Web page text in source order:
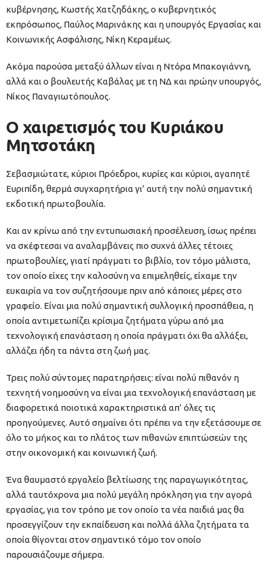
κυβέρνησης, Κωστής Χατζηδάκης, ο κυβερνητικός
εκπρόσωπος, Παύλος Μαρινάκης και η υπουργός Εργασίας και
Κοινωνικής Ασφάλισης, Νίκη Κεραμέως.
Ακόμα παρούσα μεταξύ άλλων είναι η Ντόρα Μπακογιάννη,
αλλά και ο βουλευτής Καβάλας με τη ΝΔ και πρώην υπουργός,
Νίκος Παναγιωτόπουλος.
Ο χαιρετισμός του Κυριάκου
Μητσοτάκη
Σεβασμιώτατε, κύριοι Πρόεδροι, κυρίες και κύριοι, αγαπητέ
Ευριπίδη, θερμά συγχαρητήρια γι’ αυτή την πολύ σημαντική
εκδοτική πρωτοβουλία.
Και αν κρίνω από την εντυπωσιακή προσέλευση, ίσως πρέπει
να σκέφτεσαι να αναλαμβάνεις πιο συχνά άλλες τέτοιες
πρωτοβουλίες, γιατί πράγματι το βιβλίο, τον τόμο μάλιστα,
τον οποίο είχες την καλοσύνη να επιμεληθείς, είχαμε την
ευκαιρία να τον συζητήσουμε πριν από κάποιες μέρες στο
γραφείο. Είναι μια πολύ σημαντική συλλογική προσπάθεια, η
οποία αντιμετωπίζει κρίσιμα ζητήματα γύρω από μια
τεχνολογική επανάσταση η οποία πράγματι όχι θα αλλάξει,
αλλάζει ήδη τα πάντα στη ζωή μας.
Τρεις πολύ σύντομες παρατηρήσεις: είναι πολύ πιθανόν η
τεχνητή νοημοσύνη να είναι μια τεχνολογική επανάσταση με
διαφορετικά ποιοτικά χαρακτηριστικά απ’ όλες τις
προηγούμενες. Αυτό σημαίνει ότι πρέπει να την εξετάσουμε σε
όλο το μήκος και το πλάτος των πιθανών επιπτώσεών της
στην οικονομική και κοινωνική ζωή.
Ένα θαυμαστό εργαλείο βελτίωσης της παραγωγικότητας,
αλλά ταυτόχρονα μια πολύ μεγάλη πρόκληση για την αγορά
εργασίας, για τον τρόπο με τον οποίο τα νέα παιδιά μας θα
προσεγγίζουν την εκπαίδευση και πολλά άλλα ζητήματα τα
οποία θίγονται στον σημαντικό τόμο τον οποίο
παρουσιάζουμε σήμερα.